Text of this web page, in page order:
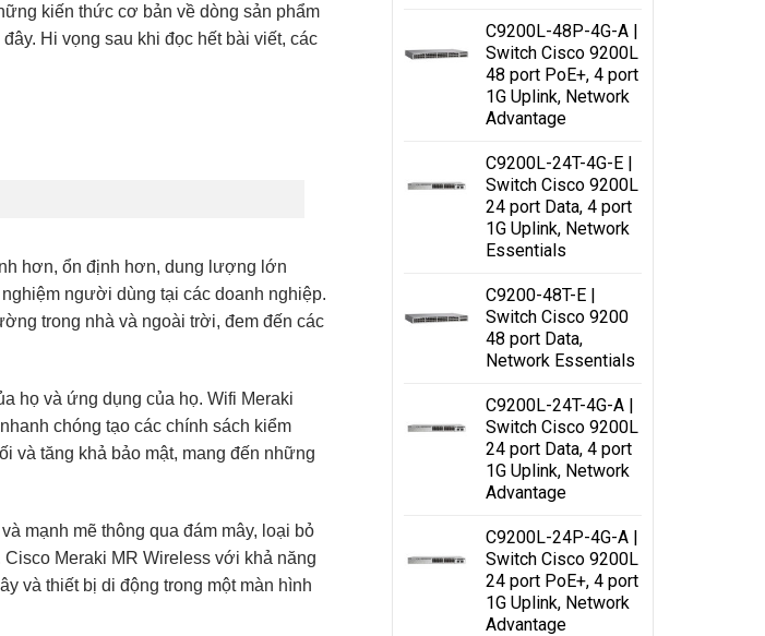
kiến thức cơ bản về dòng sản phẩm
Hi vọng sau khi đọc hết bài viết, các
hơn, ổn định hơn, dung lượng lớn
người dùng tại các doanh nghiệp.
trong nhà và ngoài trời, đem đến các
họ và ứng dụng của họ. Wifi Meraki
chóng tạo các chính sách kiểm
và tăng khả bảo mật, mang đến những
mạnh mẽ thông qua đám mây, loại bỏ
Cisco Meraki MR Wireless với khả năng
và thiết bị di động trong một màn hình
C9200L-48P-4G-A |
Switch Cisco 9200L
48 port PoE+, 4 port
1G Uplink, Network
Advantage
C9200L-24T-4G-E |
Switch Cisco 9200L
24 port Data, 4 port
1G Uplink, Network
Essentials
C9200-48T-E |
Switch Cisco 9200
48 port Data,
Network Essentials
C9200L-24T-4G-A |
Switch Cisco 9200L
24 port Data, 4 port
1G Uplink, Network
Advantage
C9200L-24P-4G-A |
Switch Cisco 9200L
24 port PoE+, 4 port
1G Uplink, Network
Advantage